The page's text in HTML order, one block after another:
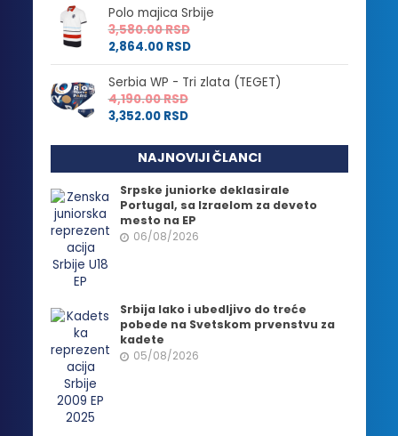
Polo majica Srbije
3,580.00RSD
2,864.00 RSD
Serbia WP - Tri zlata (TEGET)
4,190.00RSD
3,352.00 RSD
NAJNOVIJI ČLANCI
Srpske juniorke deklasirale
Portugal, sa Izraelom za deveto
mesto na EP
06/08/2026
Srbija lako i ubedljivo do treće
pobede na Svetskom prvenstvu za
kadete
05/08/2026